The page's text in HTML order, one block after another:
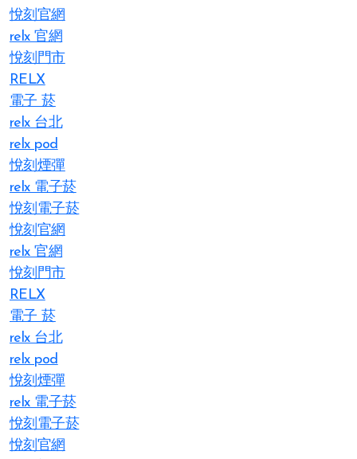
悅刻官網
relx 官網
悅刻門市
RELX
電子 菸
relx 台北
relx pod
悅刻煙彈
relx 電子菸
悅刻電子菸
悅刻官網
relx 官網
悅刻門市
RELX
電子 菸
relx 台北
relx pod
悅刻煙彈
relx 電子菸
悅刻電子菸
悅刻官網